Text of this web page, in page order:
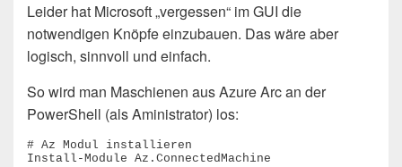
Leider hat Microsoft „vergessen“ im GUI die
notwendigen Knöpfe einzubauen. Das wäre aber
logisch, sinnvoll und einfach.
So wird man Maschienen aus Azure Arc an der
PowerShell (als Aministrator) los:
# Az Modul installieren
Install-Module Az.ConnectedMachine